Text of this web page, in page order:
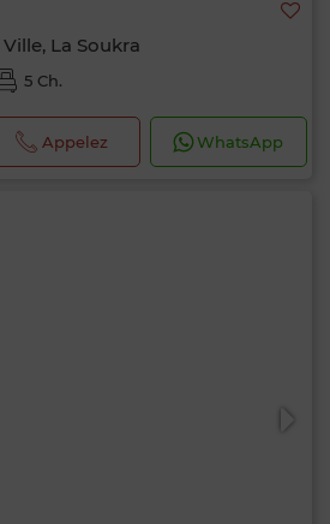
La Soukra
5 Ch.
Appelez WhatsApp